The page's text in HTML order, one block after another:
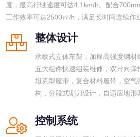
度，最高行驶速度可达4.1km/h。配合
工作效率可达2500㎡/h，满足长时间连续作
整体设计
承载式立体车架，加厚高强度钢材
五大组件快速组装维修，双导向弹
坦克型履带，复合材料履带，空气
构，分段式割刀设计，自适应地形
控制系统